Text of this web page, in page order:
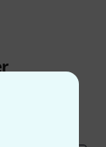
mit